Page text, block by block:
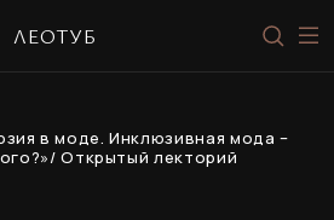
ЛЕОТУБ
в моде. Инклюзивная мода –
Открытый лекторий